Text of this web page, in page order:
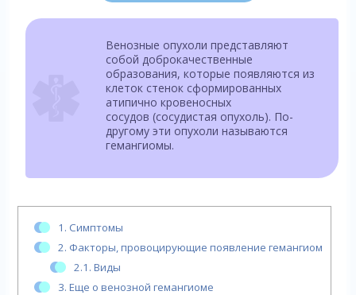
Венозные опухоли представляют
собой доброкачественные
образования, которые появляются из
клеток стенок сформированных
атипично кровеносных
сосудов (сосудистая опухоль). По-
другому эти опухоли называются
гемангиомы.
1. Симптомы
2. Факторы, провоцирующие появление гемангиом
2.1. Виды
3. Еще о венозной гемангиоме